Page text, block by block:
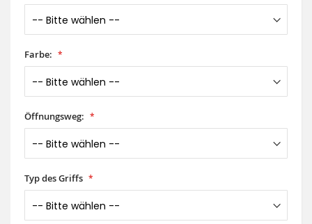
Farbe:
Öffnungsweg:
Typ des Griffs